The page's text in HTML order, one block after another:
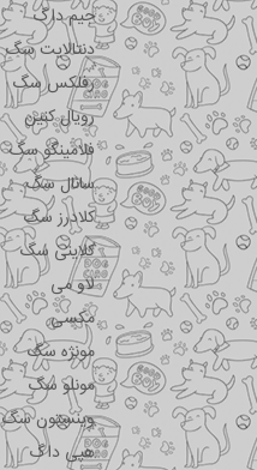
جیم داگ
دنتالایت سگ
رفلکس سگ
رویال کنین
فلامینگو سگ
سانال سگ
کلادرز سگ
کلاینی سگ
لاو می
مکسی
مونژه سگ
مونلو سگ
وینستون سگ
هپی داگ